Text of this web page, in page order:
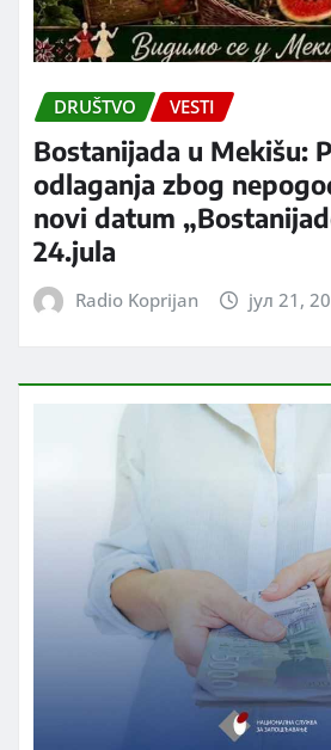
DRUŠTVO VESTI
Bostanijada u Mekišu:
odlaganja zbog
novi datum
24.jula
Radio Koprijan јул 21,